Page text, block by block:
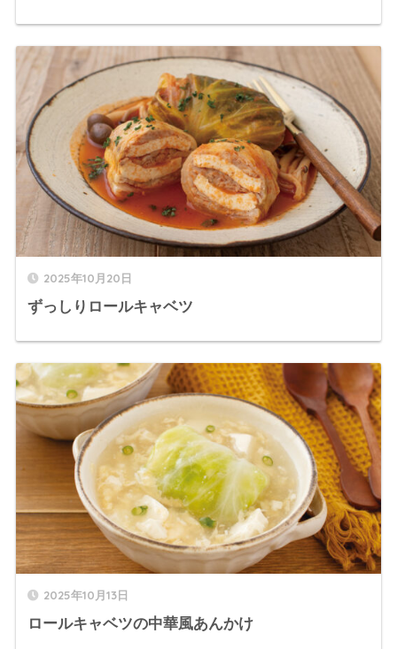
2025年10月20日
ずっしりロールキャベツ
2025年10月13日
ロールキャベツの中華風あんかけ